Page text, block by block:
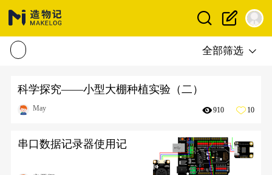
全部筛选
科学探究——小型大棚种植实验（二）
May 910 10
串口数据记录器使用记